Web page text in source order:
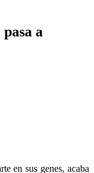
a
en sus genes, acaba